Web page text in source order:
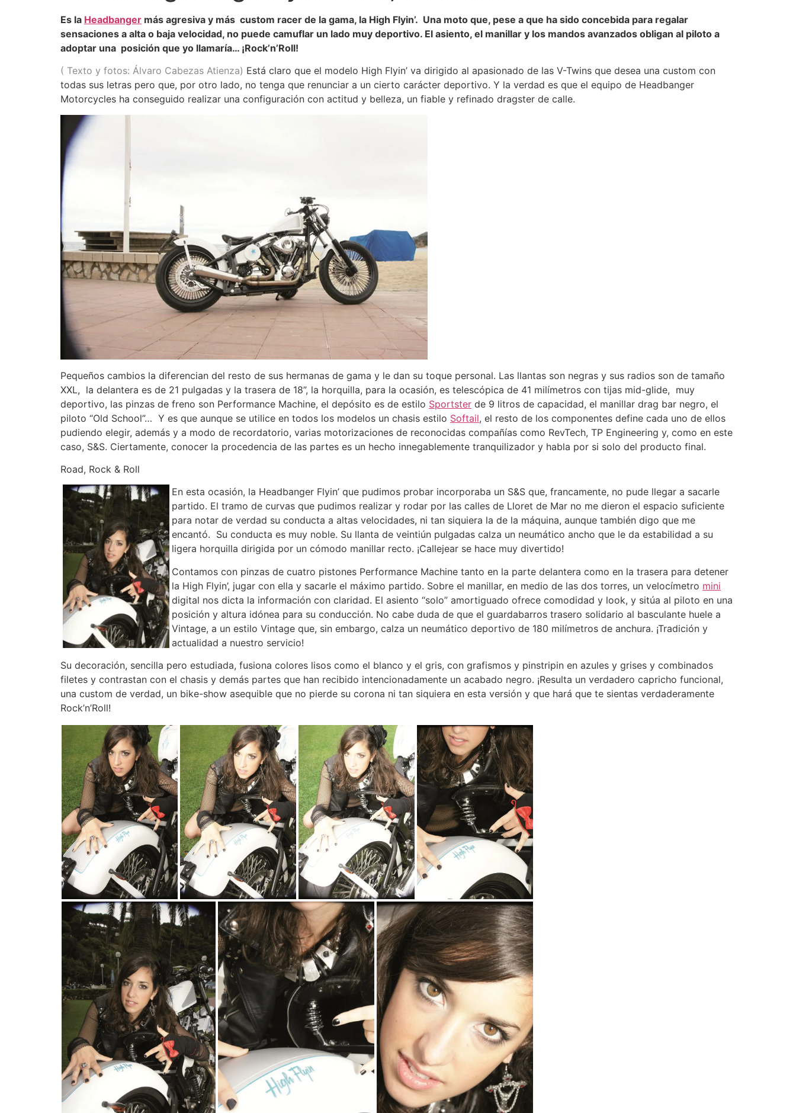
Es la Headbanger más agresiva y más custom racer de la gama, la High Flyin’. Una moto que, pese a que ha sido concebida para regalar
sensaciones a alta o baja velocidad, no puede camuflar un lado muy deportivo. El asiento, el manillar y los mandos avanzados obligan al piloto a
adoptar una posición que yo llamaría… ¡Rock’n’Roll!
( Texto y fotos: Álvaro Cabezas Atienza) Está claro que el modelo High Flyin’ va dirigido al apasionado de las V-Twins que desea una custom con
todas sus letras pero que, por otro lado, no tenga que renunciar a un cierto carácter deportivo. Y la verdad es que el equipo de Headbanger
Motorcycles ha conseguido realizar una configuración con actitud y belleza, un fiable y refinado dragster de calle.
Pequeños cambios la diferencian del resto de sus hermanas de gama y le dan su toque personal. Las llantas son negras y sus radios son de tamaño
XXL, la delantera es de 21 pulgadas y la trasera de 18”, la horquilla, para la ocasión, es telescópica de 41 milímetros con tijas mid-glide, muy
deportivo, las pinzas de freno son Performance Machine, el depósito es de estilo Sportster de 9 litros de capacidad, el manillar drag bar negro, el
piloto “Old School”… Y es que aunque se utilice en todos los modelos un chasis estilo Softail, el resto de los componentes define cada uno de ellos
pudiendo elegir, además y a modo de recordatorio, varias motorizaciones de reconocidas compañías como RevTech, TP Engineering y, como en este
caso, S&S. Ciertamente, conocer la procedencia de las partes es un hecho innegablemente tranquilizador y habla por si solo del producto final.
Road, Rock & Roll
En esta ocasión, la Headbanger Flyin’ que pudimos probar incorporaba un S&S que, francamente, no pude llegar a sacarle
partido. El tramo de curvas que pudimos realizar y rodar por las calles de Lloret de Mar no me dieron el espacio suficiente
para notar de verdad su conducta a altas velocidades, ni tan siquiera la de la máquina, aunque también digo que me
encantó. Su conducta es muy noble. Su llanta de veintiún pulgadas calza un neumático ancho que le da estabilidad a su
ligera horquilla dirigida por un cómodo manillar recto. ¡Callejear se hace muy divertido!
Contamos con pinzas de cuatro pistones Performance Machine tanto en la parte delantera como en la trasera para detener
la High Flyin’, jugar con ella y sacarle el máximo partido. Sobre el manillar, en medio de las dos torres, un velocímetro mini
digital nos dicta la información con claridad. El asiento “solo” amortiguado ofrece comodidad y look, y sitúa al piloto en una
posición y altura idónea para su conducción. No cabe duda de que el guardabarros trasero solidario al basculante huele a
Vintage, a un estilo Vintage que, sin embargo, calza un neumático deportivo de 180 milímetros de anchura. ¡Tradición y
actualidad a nuestro servicio!
Su decoración, sencilla pero estudiada, fusiona colores lisos como el blanco y el gris, con grafismos y pinstripin en azules y grises y combinados
filetes y contrastan con el chasis y demás partes que han recibido intencionadamente un acabado negro. ¡Resulta un verdadero capricho funcional,
una custom de verdad, un bike-show asequible que no pierde su corona ni tan siquiera en esta versión y que hará que te sientas verdaderamente
Rock’n’Roll!